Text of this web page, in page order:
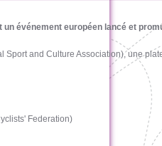
un événement européen lancé et
Sport and Culture Association), une
Federation)